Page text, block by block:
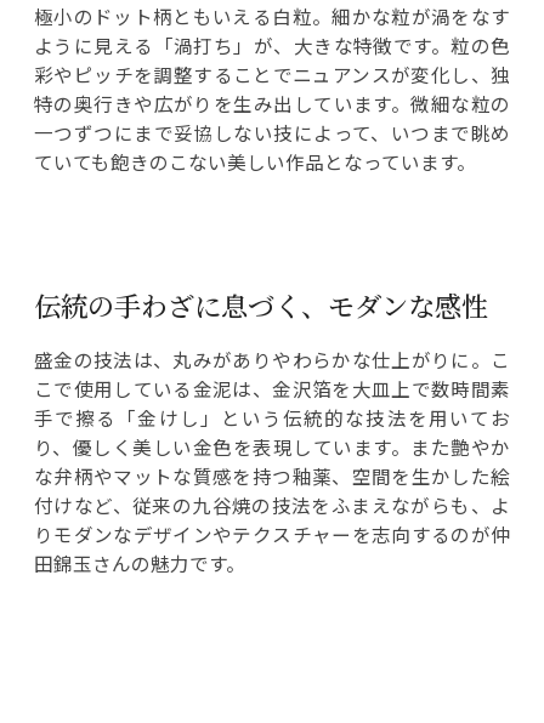
極小のドット柄ともいえる白粒。細かな粒が渦をなす
ように見える「渦打ち」が、大きな特徴です。粒の色
彩やピッチを調整することでニュアンスが変化し、独
特の奥行きや広がりを生み出しています。微細な粒の
一つずつにまで妥協しない技によって、いつまで眺め
ていても飽きのこない美しい作品となっています。
伝統の手わざに息づく、モダンな感性
盛金の技法は、丸みがありやわらかな仕上がりに。こ
こで使用している金泥は、金沢箔を大皿上で数時間素
手で擦る「金けし」という伝統的な技法を用いてお
り、優しく美しい金色を表現しています。また艶やか
な弁柄やマットな質感を持つ釉薬、空間を生かした絵
付けなど、従来の九谷焼の技法をふまえながらも、よ
りモダンなデザインやテクスチャーを志向するのが仲
田錦玉さんの魅力です。